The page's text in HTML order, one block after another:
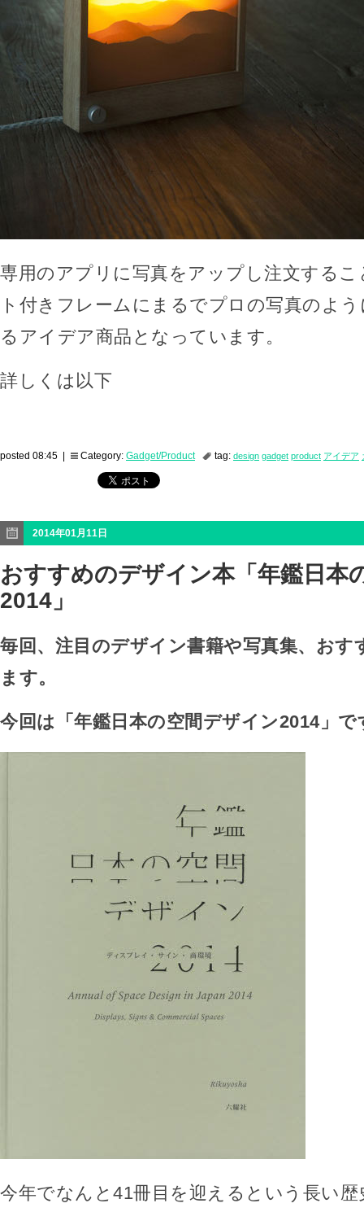
専用のアプリに写真をアップし注文する
ト付きフレームにまるでプロの写真のよ
るアイデア商品となっています。
詳しくは以下
posted 08:45 | Category: Gadget/Product tag: design gadget product アイデア
2014年01月11日
おすすめのデザイン本「年鑑日本
2014」
毎回、注目のデザイン書籍や写真集、おす
ます。
今回は「年鑑日本の空間デザイン2014」で
今年でなんと41冊目を迎えるという長い